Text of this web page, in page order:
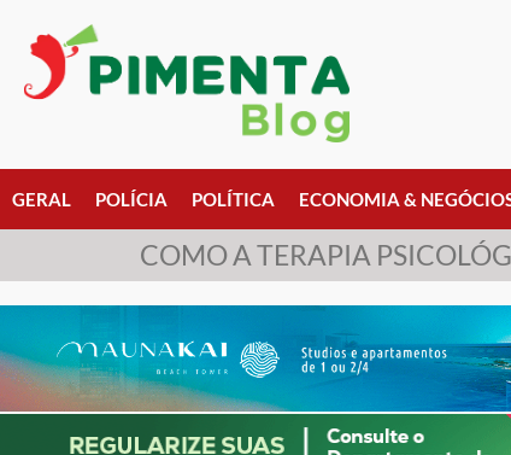
GERAL POLÍCIA POLÍTICA ECONOMIA &
COMO A TERAPIA